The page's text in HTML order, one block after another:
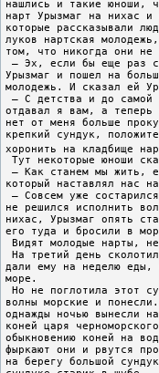
нашлись и такие юноши,
нарт Урызмаг на нихас и
которые рассказывали
луков нартская
том, что никогда они не
– Эх, если бы еще раз
Урызмаг и пошел на
молодежь. И сказал ей
– С детства и до самой
отдавал я вам, а теперь
нет от меня больше
крепкий сундук,
хоронить на кладбище
Тут некоторые юноши
– Как станем мы жить,
который наставлял нас
– Совсем уже
не решился исполнить
нихас, Урызмаг опять
его туда и бросили в
Видят молодые нарты,
На третий день
дали ему на неделю еды,
море.
Но не поглотила этот
волны морские и
однажды ночью вынесли
коней царя
обыкновению коней на
фыркают они и рвутся
на берегу большой